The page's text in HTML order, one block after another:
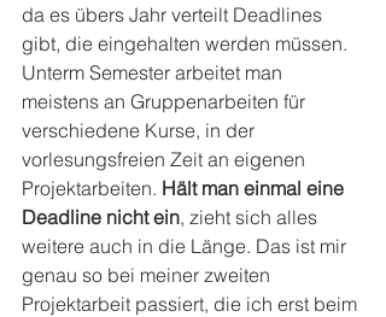
da es übers Jahr verteilt Deadlines
gibt, die eingehalten werden müssen.
Unterm Semester arbeitet man
meistens an Gruppenarbeiten für
verschiedene Kurse, in der
vorlesungsfreien Zeit an eigenen
Projektarbeiten. Hält man einmal eine
Deadline nicht ein, zieht sich alles
weitere auch in die Länge. Das ist mir
genau so bei meiner zweiten
Projektarbeit passiert, die ich erst beim